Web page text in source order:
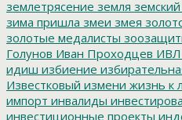
землетрясение земля
зима пришла змеи змея
золотые медалисты
Голунов Иван Проходцев ИВЛ
идиш избиение
Известковый измени жизнь к
импорт инвалиды
инвестиционные проекты